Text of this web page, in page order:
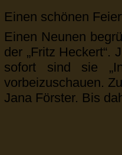
Einen schönen
Einen Neunen
der „Fritz Heckert“.
sofort sind sie
vorbeizuschauen.
Jana Förster. Bis